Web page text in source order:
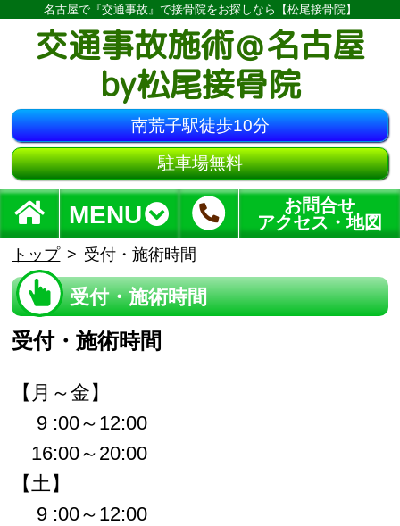
名古屋で『交通事故』で接骨院をお探しなら【松尾接骨院】
交通事故施術＠名古屋
by松尾接骨院
南荒子駅徒歩10分
駐車場無料
MENU
お問合せ
アクセス・地図
トップ 受付・施術時間
受付・施術時間
受付・施術時間
【月～金】
9 :00～12:00
16:00～20:00
【土】
9 :00～12:00